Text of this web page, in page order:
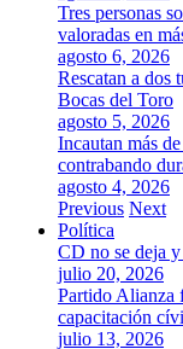
Tres personas
valoradas en
agosto 6, 2026
Rescatan a dos
Bocas del Toro
agosto 5, 2026
Incautan más
contrabando
agosto 4, 2026
Previous Next
Política
CD no se deja
julio 20, 2026
Partido Alianza
capacitación
julio 13, 2026